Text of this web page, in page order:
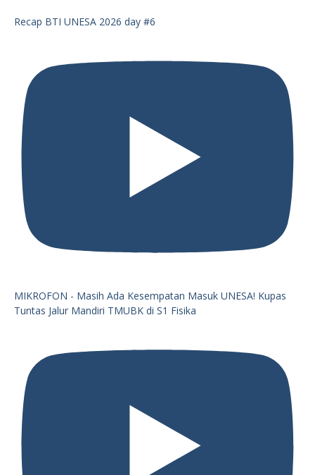
Recap BTI UNESA 2026 day #6
MIKROFON - Masih Ada Kesempatan Masuk UNESA! Kupas
Tuntas Jalur Mandiri TMUBK di S1 Fisika